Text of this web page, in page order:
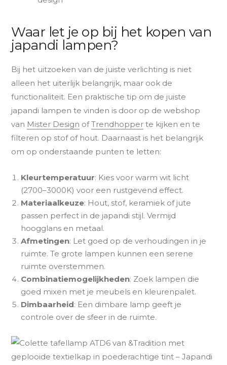
Waar let je op bij het kopen van
japandi lampen?
Bij het uitzoeken van de juiste verlichting is niet
alleen het uiterlijk belangrijk, maar ook de
functionaliteit. Een praktische tip om de juiste
japandi lampen te vinden is door op de webshop
van Mister Design ofTrendhopper te kijken en te
filteren op stof of hout. Daarnaast is het belangrijk
om op onderstaande punten te letten:
Kleurtemperatuur: Kies voor warm wit licht
(2700–3000K) voor een rustgevend effect.
Materiaalkeuze: Hout, stof, keramiek of jute
passen perfect in de japandi stijl. Vermijd
hoogglans en metaal.
Afmetingen: Let goed op de verhoudingen in je
ruimte. Te grote lampen kunnen een serene
ruimte overstemmen.
Combinatiemogelijkheden: Zoek lampen die
goed mixen met je meubels en kleurenpalet.
Dimbaarheid: Een dimbare lamp geeft je
controle over de sfeer in de ruimte.